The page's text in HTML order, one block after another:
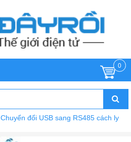
0
Chuyển đổi USB sang RS485 cách ly